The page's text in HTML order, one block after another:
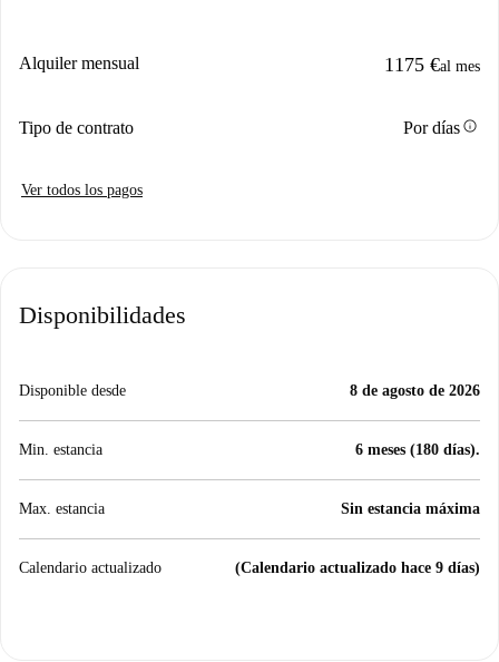
Alquiler mensual 1175 €al mes
Tipo de contrato Por díasinfo
Ver todos los pagos
Disponibilidades
Disponible desde 8 de agosto de 2026
Min. estancia 6 meses (180 días).
Max. estancia Sin estancia máxima
Calendario actualizado (Calendario actualizado hace 9 días)